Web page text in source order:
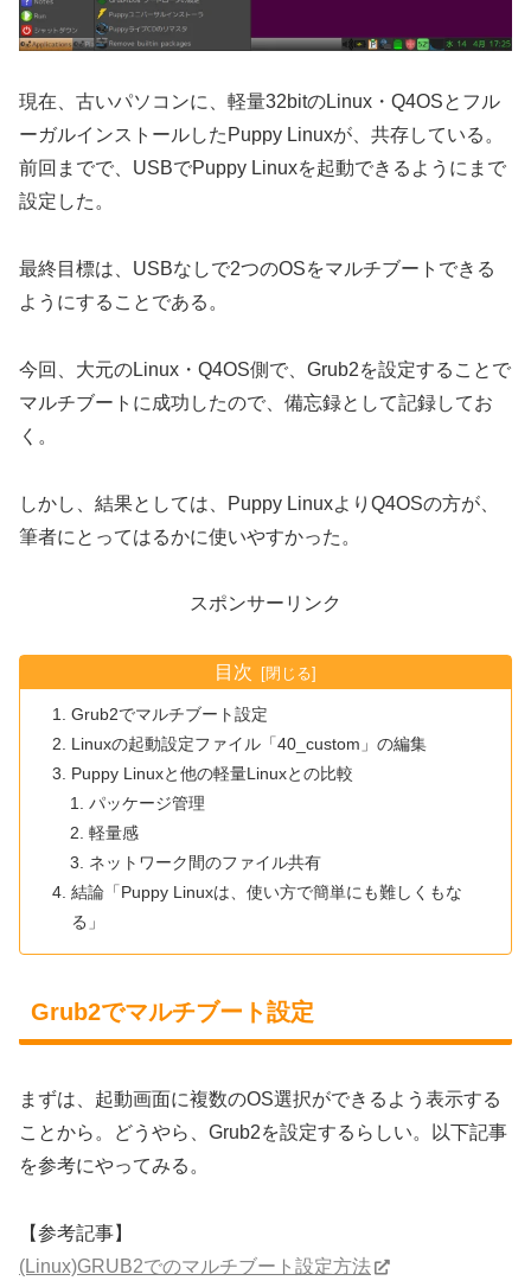
現在、古いパソコンに、軽量32bitのLinux・Q4OSとフル
ーガルインストールしたPuppy Linuxが、共存している。
前回までで、USBでPuppy Linuxを起動できるようにまで
設定した。
最終目標は、USBなしで2つのOSをマルチブートできる
ようにすることである。
今回、大元のLinux・Q4OS側で、Grub2を設定することで
マルチブートに成功したので、備忘録として記録してお
く。
しかし、結果としては、Puppy LinuxよりQ4OSの方が、
筆者にとってはるかに使いやすかった。
スポンサーリンク
目次
Grub2でマルチブート設定
Linuxの起動設定ファイル「40_custom」の編集
Puppy Linuxと他の軽量Linuxとの比較
パッケージ管理
軽量感
ネットワーク間のファイル共有
結論「Puppy Linuxは、使い方で簡単にも難しくもな
る」
Grub2でマルチブート設定
まずは、起動画面に複数のOS選択ができるよう表示する
ことから。どうやら、Grub2を設定するらしい。以下記事
を参考にやってみる。
【参考記事】
(Linux)GRUB2でのマルチブート設定方法